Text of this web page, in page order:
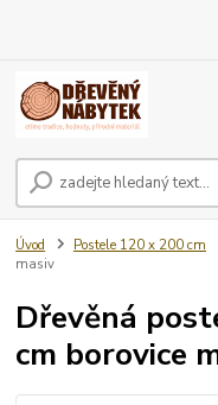
Úvod Postele 120 x 200 cm
masiv
Dřevěná
cm borovice